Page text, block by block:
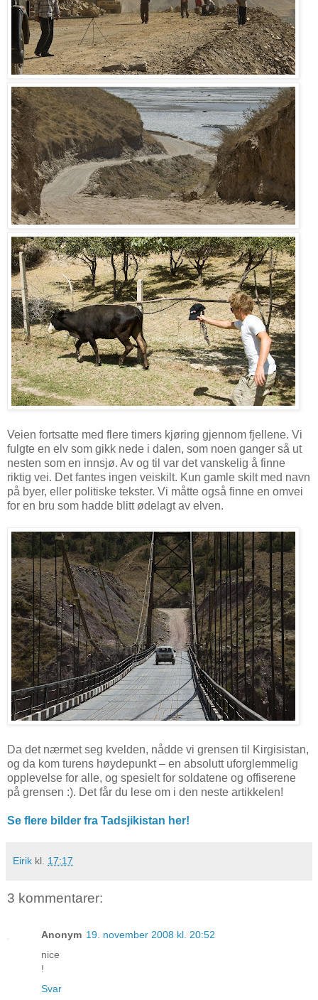
Veien fortsatte med flere timers kjøring gjennom fjellene. Vi
fulgte en elv som gikk nede i dalen, som noen ganger så ut
nesten som en innsjø. Av og til var det vanskelig å finne
riktig vei. Det fantes ingen veiskilt. Kun gamle skilt med navn
på byer, eller politiske tekster. Vi måtte også finne en omvei
for en bru som hadde blitt ødelagt av elven.
Da det nærmet seg kvelden, nådde vi grensen til Kirgisistan,
og da kom turens høydepunkt – en absolutt uforglemmelig
opplevelse for alle, og spesielt for soldatene og offiserene
på grensen :). Det får du lese om i den neste artikkelen!
Se flere bilder fra Tadsjikistan her!
Eirik kl. 17:17
3 kommentarer:
Anonym 19. november 2008 kl. 20:52
nice
!
Svar